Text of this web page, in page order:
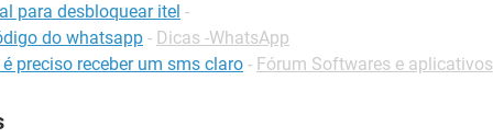
para desbloquear itel -
do whatsapp - Dicas -WhatsApp
preciso receber um sms claro - Fórum Softwares e aplicativos